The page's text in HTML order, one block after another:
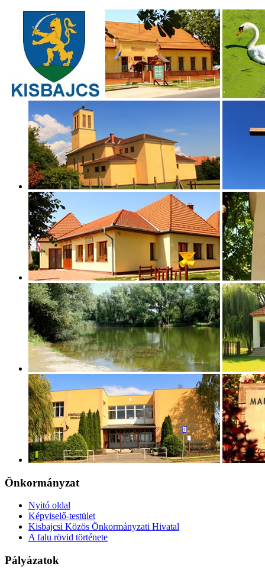
Önkormányzat
Nyitó oldal
Képviselő-testület
Kisbajcsi Közös Önkormányzati Hivatal
A falu rövid története
Pályázatok